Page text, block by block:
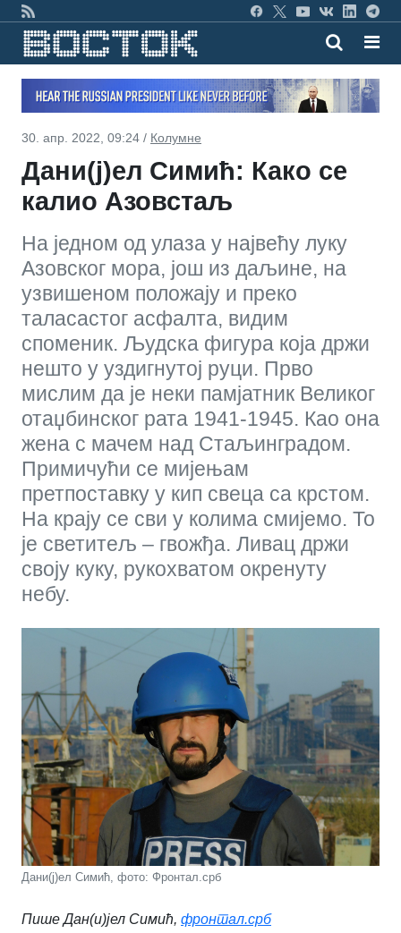
30. апр. 2022, 09:24 / Колумне
Дани(ј)ел Симић: Како се
калио Азовстаљ
На једном од улаза у највећу луку
Азовског мора, још из даљине, на
узвишеном положају и преко
таласастог асфалта, видим
споменик. Људска фигура која држи
нешто у уздигнутој руци. Прво
мислим да је неки памјатник Великог
отаџбинског рата 1941-1945. Као она
жена с мачем над Стаљинградом.
Примичући се мијењам
претпоставку у кип свеца са крстом.
На крају се сви у колима смијемо. То
је светитељ – гвожђа. Ливац држи
своју куку, рукохватом окренуту
небу.
Дани(ј)ел Симић, фото: Фронтал.срб
Пише Дан(и)јел Симић, фронтал.срб